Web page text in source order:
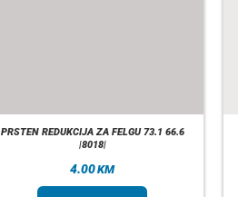
PRSTEN REDUKCIJA ZA FELGU 73.1 66.6
|8018|
4.00KM